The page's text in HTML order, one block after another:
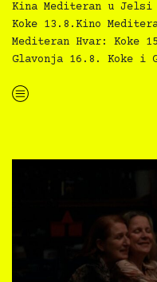
Kina Mediteran u Jelsi
Koke 13.8.Kino
Mediteran Hvar: Koke
Glavonja 16.8. Koke i
“Kino Mediteran i Film svima nastavljaju inkluzivnu turneju na Hvaru”